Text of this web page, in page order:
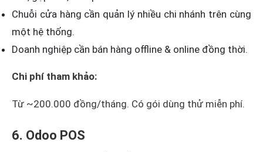
Chuỗi cửa hàng cần quản lý nhiều chi nhánh trên cùng
một hệ thống.
Doanh nghiệp cần bán hàng offline & online đồng thời.
Chi phí tham khảo:
Từ ~200.000 đồng/tháng. Có gói dùng thử miễn phí.
6. Odoo POS